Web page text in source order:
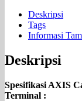
Deskripsi
Tags
Informasi
Deskripsi
Spesifikasi AXIS
Terminal :